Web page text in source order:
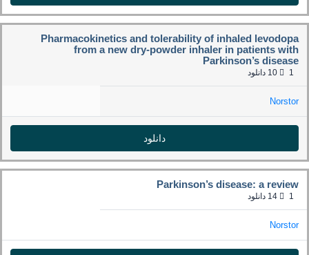
Pharmacokinetics and tolerability of inhaled levodopa
from a new dry-powder inhaler in patients with
Parkinson’s disease
Norstor
دانلود
Parkinson’s disease: a review
Norstor